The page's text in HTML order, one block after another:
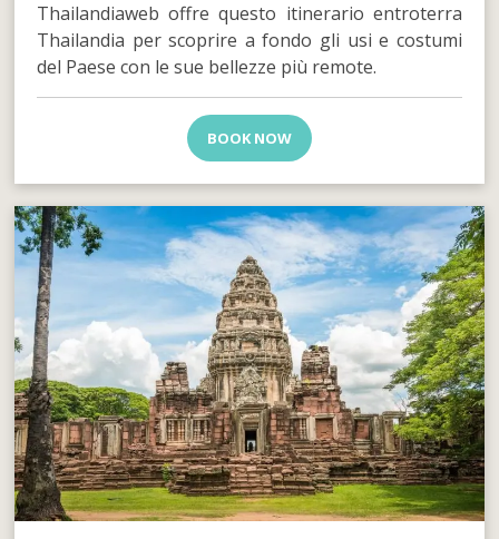
Thailandiaweb offre questo itinerario entroterra
Thailandia per scoprire a fondo gli usi e costumi
del Paese con le sue bellezze più remote.
BOOK NOW